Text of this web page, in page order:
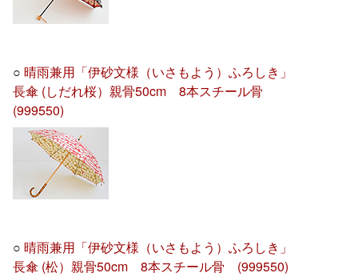
○晴雨兼用「伊砂文様（いさもよう）ふろしき」
長傘 (しだれ桜）親骨50cm 8本スチール骨
(999550)
○晴雨兼用「伊砂文様（いさもよう）ふろしき」
長傘 (松）親骨50cm 8本スチール骨 (999550)